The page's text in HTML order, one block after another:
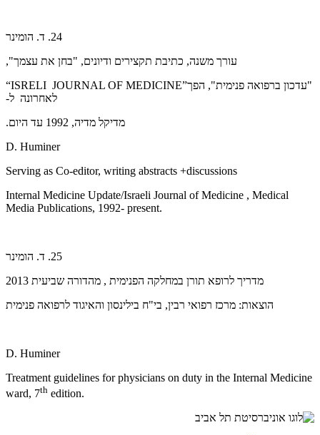
24. ד. הומינר
עורך משנה, כתיבת תקצירים ודיונים, "בחן את עצמך",
“ISRELI JOURNAL OF MEDICINE”"עדכון ברפואה פנימית", הפך
לאחרונה ל-
מדיקל מדיה, 1992 עד היום.
D. Huminer
Serving as Co-editor, writing abstracts +discussions
Internal Medicine Update/Israeli Journal of Medicine , Medical
Media Publications, 1992- present.
25. ד. הומינר
מדריך לרופא תורן במחלקה הפנימית , מהדורה שביעית 2013
הוצאות: מרכז רפואי רבין, בי"ח בילינסון והאיגוד לרפואה פנימית
D. Huminer
Treatment guidelines for physicians on duty in the Internal Medicine
ward, 7th edition.